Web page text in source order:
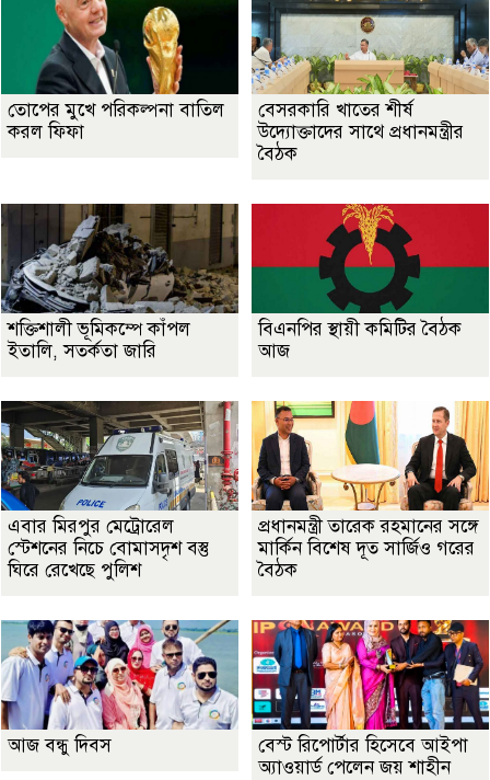
তোপের মুখে পরিকল্পনা বাতিল
করল ফিফা
বেসরকারি খাতের শীর্ষ
উদ্যোক্তাদের সাথে প্রধানমন্ত্রীর
বৈঠক
শক্তিশালী ভূমিকম্পে কাঁপল
ইতালি, সতর্কতা জারি
বিএনপির স্থায়ী কমিটির বৈঠক
আজ
এবার মিরপুর মেট্রোরেল
স্টেশনের নিচে বোমাসদৃশ বস্তু
ঘিরে রেখেছে পুলিশ
প্রধানমন্ত্রী তারেক রহমানের সঙ্গে
মার্কিন বিশেষ দূত সার্জিও গরের
বৈঠক
আজ বন্ধু দিবস
বেস্ট রিপোর্টার হিসেবে আইপা
অ্যাওয়ার্ড পেলেন জয় শাহীন